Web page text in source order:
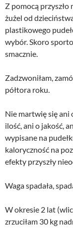
Z pomocą przyszło
żużel od
plastikowego
wybór. Skoro
smacznie.
Zadzwoniłam,
półtora roku.
Nie martwię się ani
ilość, ani o jakość,
wypisane na
kaloryczność na
efekty przyszły
Waga spadała,
W okresie 2 lat
zrzuciłam 30 kg